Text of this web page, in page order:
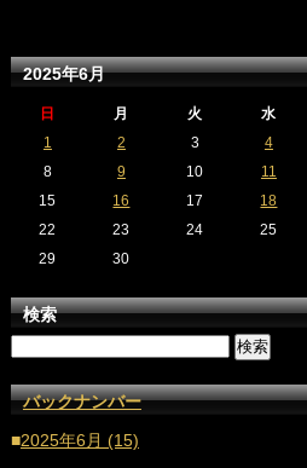
2025年6月
日 月 火 水
1
2 3 4
8
9 10 11
15
16 17 18
22
23 24 25
29
30
検索
バックナンバー
■2025年6月 (15)